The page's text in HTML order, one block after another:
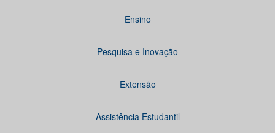
Ensino
Pesquisa e Inovação
Extensão
Assistência Estudantil